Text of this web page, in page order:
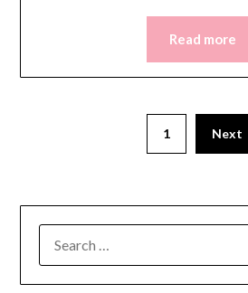
Read more
1 Next
FOR: